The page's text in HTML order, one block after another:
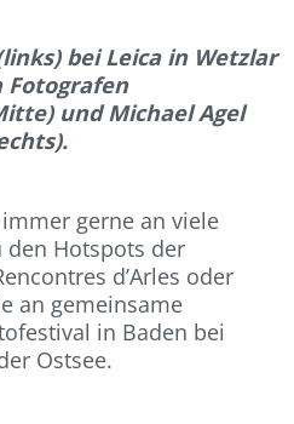
bei Leica in Wetzlar
Fotografen
und Michael Agel
gerne an viele
den Hotspots der
d’Arles oder
an gemeinsame
in Baden bei
Ostsee.